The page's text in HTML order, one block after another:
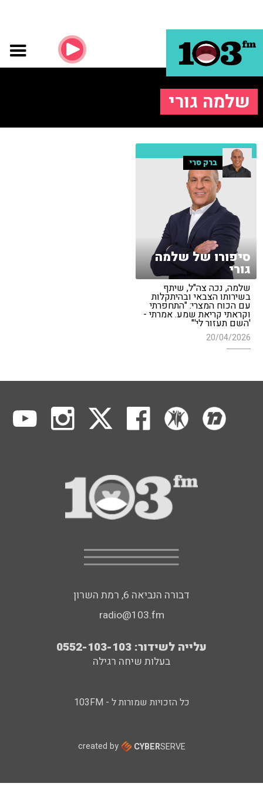
שלמה גורי
ברק סרי
סיפורו של שלמה
גורי
שלמה, נכה צה"ל, שיתף
בשירותו הצבאי ובהיתקלות
עם הכוח המצרי: "התחפרתי
וקראתי קריאת שמע. אמרתי -
'השם תעזור לי'"
20/04/2026
דבורה הנביאה 6, רמת השרון
radio@103.fm
עלייה לשידור: 0552-103-103
בעלות שיחה רגילה
כל הזכויות שמורות ל - 103FM
created by CYBERSERVE